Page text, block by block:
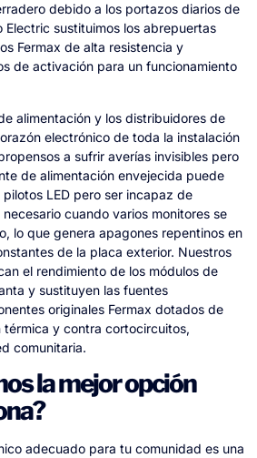
debido a los portazos diarios de
Electric sustituimos los abrepuertas
Fermax de alta resistencia y
de activación para un funcionamiento
alimentación y los distribuidores de
electrónico de toda la instalación
a sufrir averías invisibles pero
de alimentación envejecida puede
LED pero ser incapaz de
cuando varios monitores se
lo que genera apagones repentinos en
de la placa exterior. Nuestros
el rendimiento de los módulos de
y sustituyen las fuentes
originales Fermax dotados de
y contra cortocircuitos,
comunitaria.
la mejor opción
adecuado para tu comunidad es una